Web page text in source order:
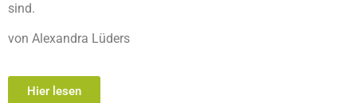
sind.
von Alexandra Lüders
Hier lesen